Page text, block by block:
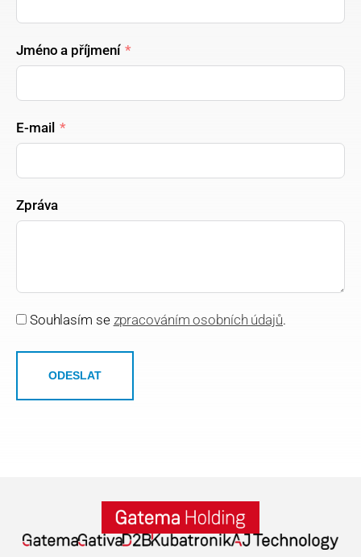
Jméno a příjmení
E-mail
Zpráva
Souhlasím se zpracováním osobních údajů.
ODESLAT